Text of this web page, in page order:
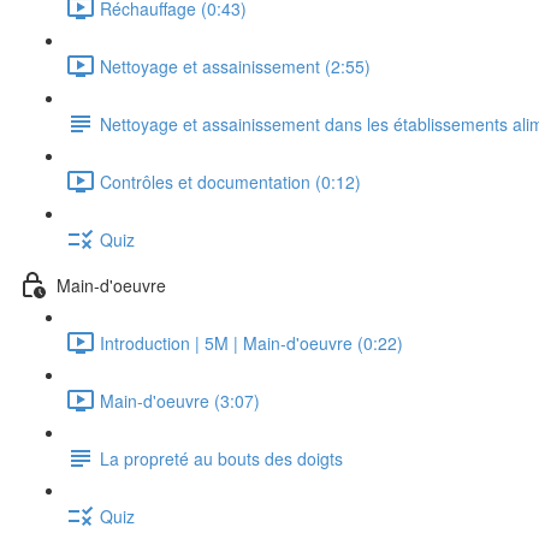
Réchauffage (0:43)
Nettoyage et assainissement (2:55)
Nettoyage et assainissement dans les établissements
Contrôles et documentation (0:12)
Quiz
Main-d'oeuvre
Introduction | 5M | Main-d'oeuvre (0:22)
Main-d'oeuvre (3:07)
La propreté au bouts des doigts
Quiz